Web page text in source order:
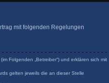
mit folgenden Regelungen
Folgenden „Betreiber“) und erklären sich mit
gelten jeweils die an dieser Stelle